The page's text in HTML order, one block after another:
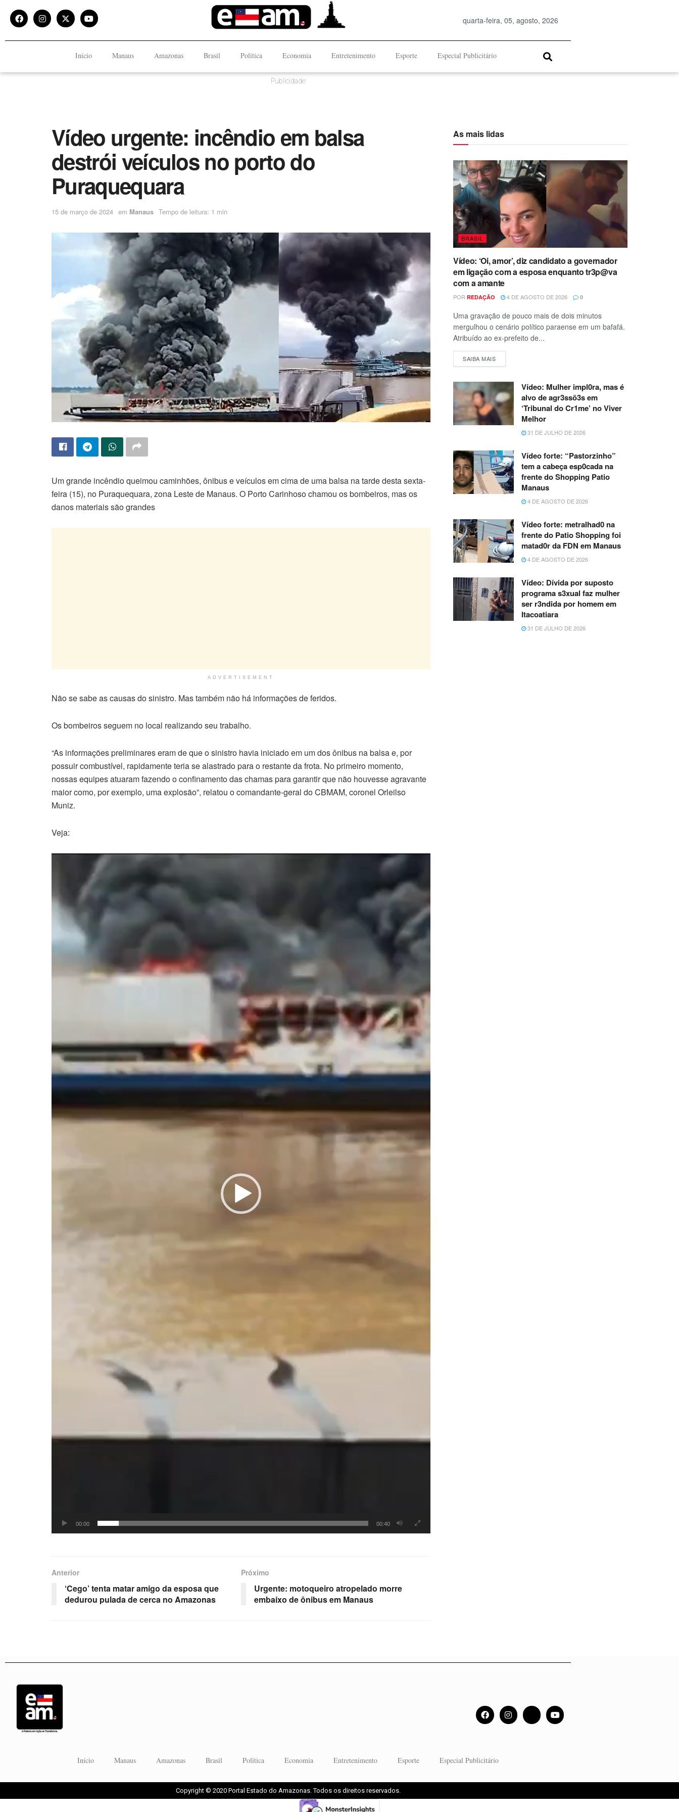
quarta-feira, 05, agosto, 2026
Início Manaus Amazonas Brasil Política Economia Entretenimento Esporte Especial Publicitário
Publicidade
Vídeo urgente: incêndio em balsa
destrói veículos no porto do
Puraquequara
15 de março de 2024 em Manaus Tempo de leitura: 1 min
Um grande incêndio queimou caminhões, ônibus e veículos em cima de uma balsa na tarde desta sexta-
feira (15), no Puraquequara, zona Leste de Manaus. O Porto Carinhoso chamou os bombeiros, mas os
danos materiais são grandes
ADVERTISEMENT
Não se sabe as causas do sinistro. Mas também não há informações de feridos.
Os bombeiros seguem no local realizando seu trabalho.
“As informações preliminares eram de que o sinistro havia iniciado em um dos ônibus na balsa e, por
possuir combustível, rapidamente teria se alastrado para o restante da frota. No primeiro momento,
nossas equipes atuaram fazendo o confinamento das chamas para garantir que não houvesse agravante
maior como, por exemplo, uma explosão”, relatou o comandante-geral do CBMAM, coronel Orleilso
Muniz.
Veja:
00:00 00:40
Anterior
‘Cego’ tenta matar amigo da esposa que
dedurou pulada de cerca no Amazonas
Próximo
Urgente: motoqueiro atropelado morre
embaixo de ônibus em Manaus
As mais lidas
BRASIL
Vídeo: ‘Oi, amor’, diz candidato a governador
em ligação com a esposa enquanto tr3p@va
com a amante
POR REDAÇÃO 4 DE AGOSTO DE 2026 0
Uma gravação de pouco mais de dois minutos
mergulhou o cenário político paraense em um bafafá.
Atribuído ao ex-prefeito de...
SAIBA MAIS
Vídeo: Mulher impl0ra, mas é
alvo de agr3ssõ3s em
‘Tribunal do Cr1me’ no Viver
Melhor
31 DE JULHO DE 2026
Vídeo forte: “Pastorzinho”
tem a cabeça esp0cada na
frente do Shopping Patio
Manaus
4 DE AGOSTO DE 2026
Vídeo forte: metralhad0 na
frente do Patio Shopping foi
matad0r da FDN em Manaus
4 DE AGOSTO DE 2026
Vídeo: Dívida por suposto
programa s3xual faz mulher
ser r3ndida por homem em
Itacoatiara
31 DE JULHO DE 2026
Início Manaus Amazonas Brasil Política Economia Entretenimento Esporte Especial Publicitário
Copyright © 2020 Portal Estado do Amazonas. Todos os direitos reservados.